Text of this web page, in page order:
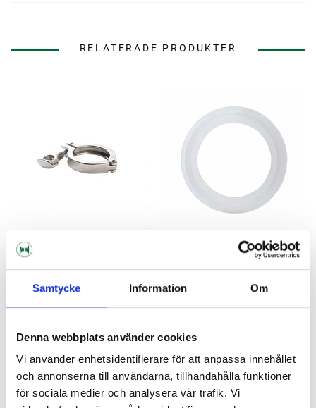
Samtycke Information Om
Denna webbplats använder cookies
Vi använder enhetsidentifierare för att anpassa innehållet
och annonserna till användarna, tillhandahålla funktioner
för sociala medier och analysera vår trafik. Vi
RELATERADE PRODUKTER
Brewtools
Klämma 2" TC Brewtools
Brewtools
Silikonpackning 2" TC